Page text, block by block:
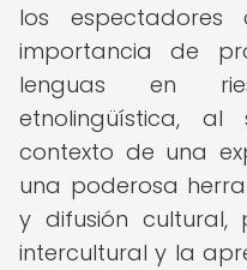
los
importancia de
lenguas en
etnolingüística,
contexto de una
una poderosa
y difusión cultural,
intercultural y la